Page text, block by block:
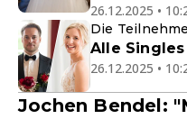
26.12.2025 •
Die
Alle
26.12.2025 •
Jochen Bendel: